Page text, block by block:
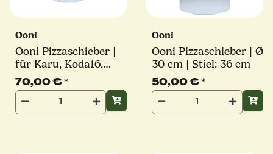
Ooni
Ooni Pizzaschieber |
für Karu, Koda16,
Koda 2 Pro | Ø 40 cm
| Stiel: 36 cm
70,00 €*
Ooni
Ooni Pizzaschieber | Ø
30 cm | Stiel: 36 cm
50,00 €*